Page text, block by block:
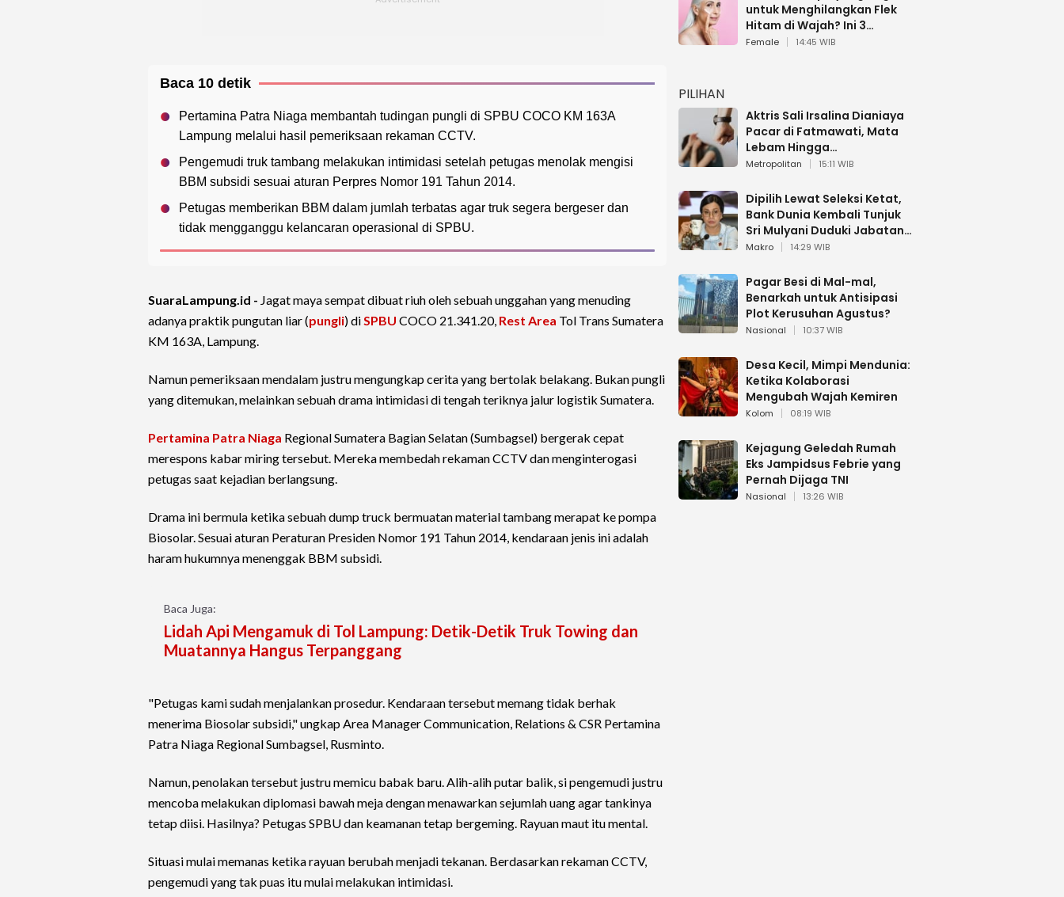
Baca 10 detik
Pertamina Patra Niaga membantah tudingan pungli di SPBU COCO KM 163A
Lampung melalui hasil pemeriksaan rekaman CCTV.
Pengemudi truk tambang melakukan intimidasi setelah petugas menolak mengisi
BBM subsidi sesuai aturan Perpres Nomor 191 Tahun 2014.
Petugas memberikan BBM dalam jumlah terbatas agar truk segera bergeser dan
tidak mengganggu kelancaran operasional di SPBU.
SuaraLampung.id - Jagat maya sempat dibuat riuh oleh sebuah unggahan yang menuding
adanya praktik pungutan liar (pungli) diSPBU COCO 21.341.20, Rest Area Tol Trans Sumatera
KM 163A, Lampung.
Namun pemeriksaan mendalam justru mengungkap cerita yang bertolak belakang. Bukan pungli
yang ditemukan, melainkan sebuah drama intimidasi di tengah teriknya jalur logistik Sumatera.
Pertamina Patra Niaga Regional Sumatera Bagian Selatan (Sumbagsel) bergerak cepat
merespons kabar miring tersebut. Mereka membedah rekaman CCTV dan menginterogasi
petugas saat kejadian berlangsung.
Drama ini bermula ketika sebuah dump truck bermuatan material tambang merapat ke pompa
Biosolar. Sesuai aturan Peraturan Presiden Nomor 191 Tahun 2014, kendaraan jenis ini adalah
haram hukumnya menenggak BBM subsidi.
Baca Juga:
Lidah Api Mengamuk di Tol Lampung: Detik-Detik Truk Towing dan
Muatannya Hangus Terpanggang
"Petugas kami sudah menjalankan prosedur. Kendaraan tersebut memang tidak berhak
menerima Biosolar subsidi," ungkap Area Manager Communication, Relations & CSR Pertamina
Patra Niaga Regional Sumbagsel, Rusminto.
Namun, penolakan tersebut justru memicu babak baru. Alih-alih putar balik, si pengemudi justru
mencoba melakukan diplomasi bawah meja dengan menawarkan sejumlah uang agar tankinya
tetap diisi. Hasilnya? Petugas SPBU dan keamanan tetap bergeming. Rayuan maut itu mental.
Situasi mulai memanas ketika rayuan berubah menjadi tekanan. Berdasarkan rekaman CCTV,
pengemudi yang tak puas itu mulai melakukan intimidasi.
untuk Menghilangkan Flek
Hitam di Wajah? Ini 3
Rekomendasi sesuai Review
Female 14:45 WIB
PILIHAN
Aktris Sali Irsalina Dianiaya
Pacar di Fatmawati, Mata
Lebam Hingga
Diselamatkan Polantas
Metropolitan 15:11 WIB
Dipilih Lewat Seleksi Ketat,
Bank Dunia Kembali Tunjuk
Sri Mulyani Duduki Jabatan
Strategis
Makro 14:29 WIB
Pagar Besi di Mal-mal,
Benarkah untuk Antisipasi
Plot Kerusuhan Agustus?
Nasional 10:37 WIB
Desa Kecil, Mimpi Mendunia:
Ketika Kolaborasi
Mengubah Wajah Kemiren
Kolom 08:19 WIB
Kejagung Geledah Rumah
Eks Jampidsus Febrie yang
Pernah Dijaga TNI
Nasional 13:26 WIB